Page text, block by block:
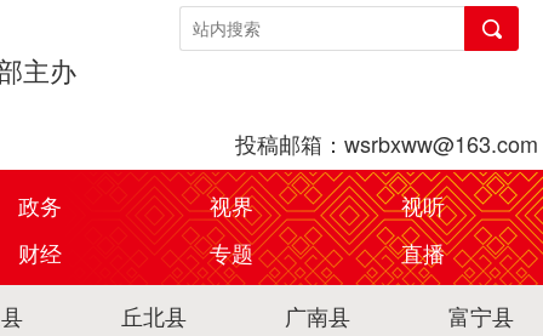
主办
投稿邮箱：wsrbxww@163.com
政务
视界
视听
财经
专题
直播
丘北县 广南县 富宁县